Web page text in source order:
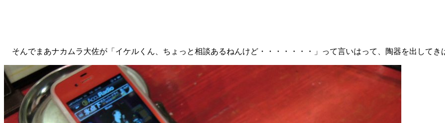
そんでまあナカムラ大佐が「イケルくん、ちょっと相談あるねんけど・・・・・・・」って言いはって、陶器を出してき